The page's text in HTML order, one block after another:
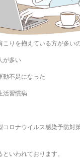
こりを抱えている方が多い
が多い
動不足になった
活習慣病
コロナウイルス感染予防対
いわれております。